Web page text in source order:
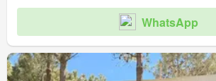
WhatsApp